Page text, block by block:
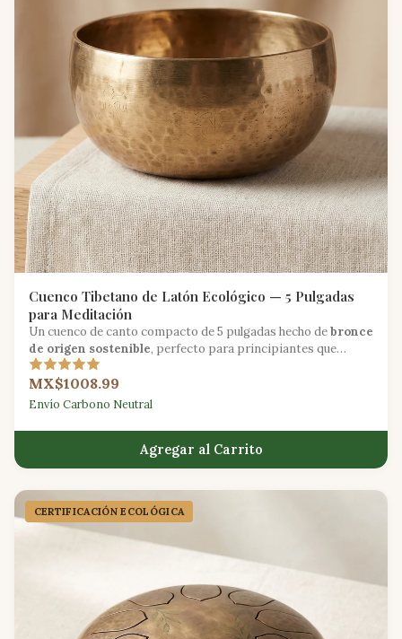
Cuenco Tibetano de Latón Ecológico — 5 Pulgadas
para Meditación
Un cuenco de canto compacto de 5 pulgadas hecho debronce
de origen sostenible, perfecto para principiantes que
exploran la práctica sonora consciente.
MX$1008.99
Envío Carbono Neutral
Agregar al Carrito
CERTIFICACIÓN ECOLÓGICA